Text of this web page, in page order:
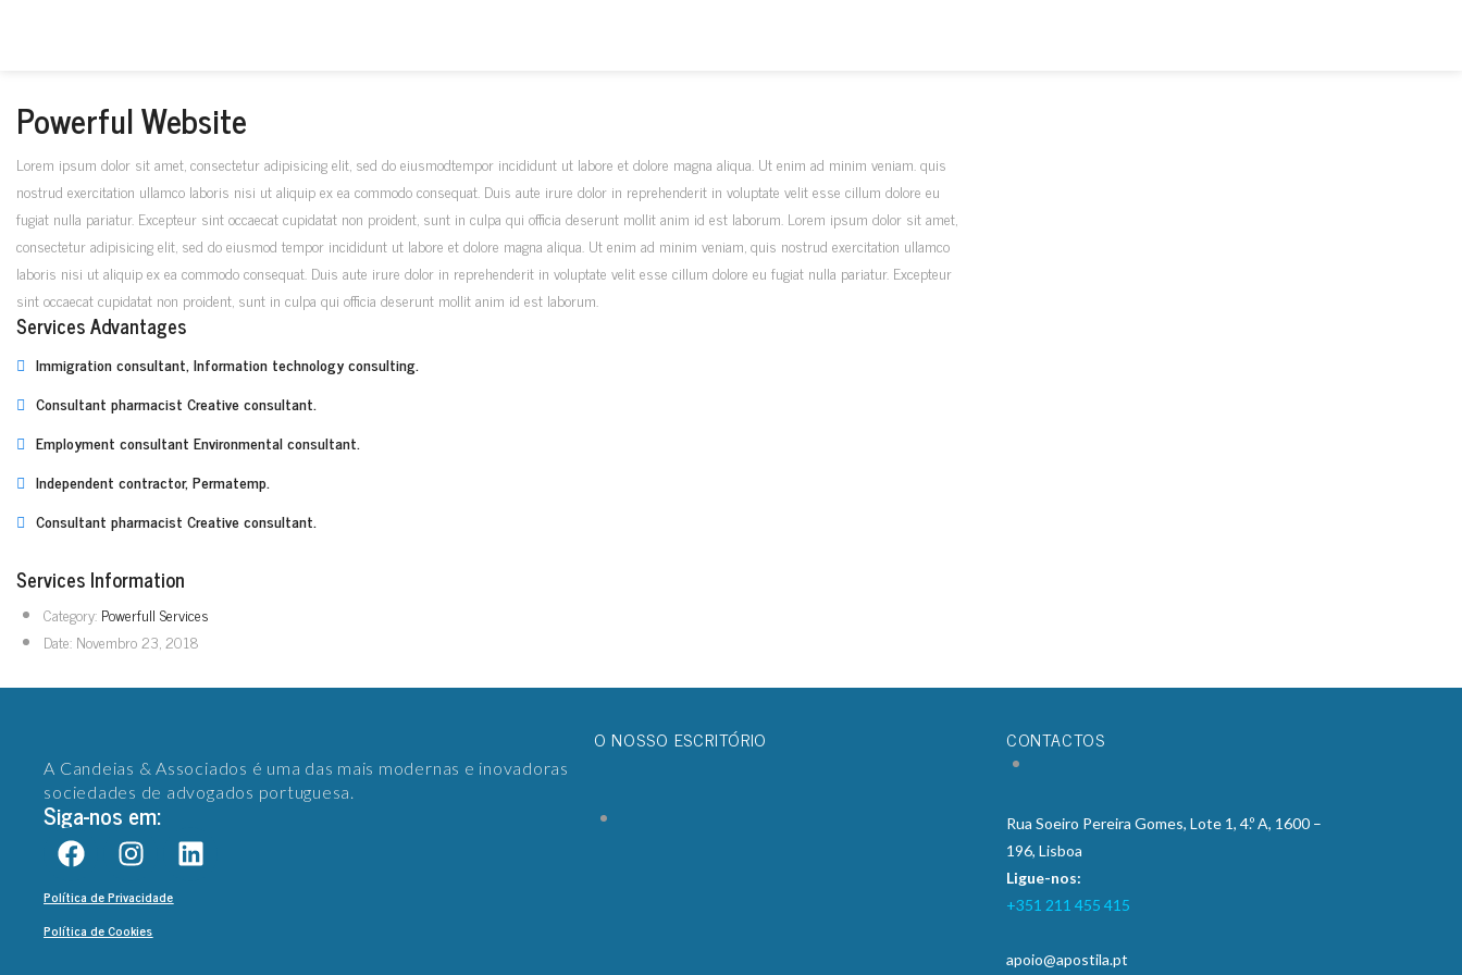
Powerful Website
Lorem ipsum dolor sit amet, consectetur adipisicing elit, sed do eiusmodtempor incididunt ut labore et dolore magna aliqua. Ut enim ad minim veniam. quis
nostrud exercitation ullamco laboris nisi ut aliquip ex ea commodo consequat. Duis aute irure dolor in reprehenderit in voluptate velit esse cillum dolore eu
fugiat nulla pariatur. Excepteur sint occaecat cupidatat non proident, sunt in culpa qui officia deserunt mollit anim id est laborum. Lorem ipsum dolor sit amet,
consectetur adipisicing elit, sed do eiusmod tempor incididunt ut labore et dolore magna aliqua. Ut enim ad minim veniam, quis nostrud exercitation ullamco
laboris nisi ut aliquip ex ea commodo consequat. Duis aute irure dolor in reprehenderit in voluptate velit esse cillum dolore eu fugiat nulla pariatur. Excepteur
sint occaecat cupidatat non proident, sunt in culpa qui officia deserunt mollit anim id est laborum.
Services Advantages
Immigration consultant, Information technology consulting.
Consultant pharmacist Creative consultant.
Employment consultant Environmental consultant.
Independent contractor, Permatemp.
Consultant pharmacist Creative consultant.
Services Information
Category: Powerfull Services
Date: Novembro 23, 2018
A Candeias & Associados é uma das mais modernas e inovadoras
sociedades de advogados portuguesa.
Siga-nos em:
Política de Privacidade
Política de Cookies
O NOSSO ESCRITÓRIO CONTACTOS
Rua Soeiro Pereira Gomes, Lote 1, 4.º A, 1600 –
196, Lisboa
Ligue-nos:
+351 211 455 415
apoio@apostila.pt